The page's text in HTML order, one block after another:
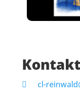
Kontakt
cl-